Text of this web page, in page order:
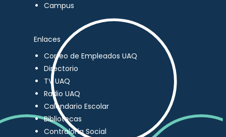
Campus
Enlaces
Correo de Empleados UAQ
Directorio
TV UAQ
Radio UAQ
Calendario Escolar
Bibliotecas
Contraloría Social